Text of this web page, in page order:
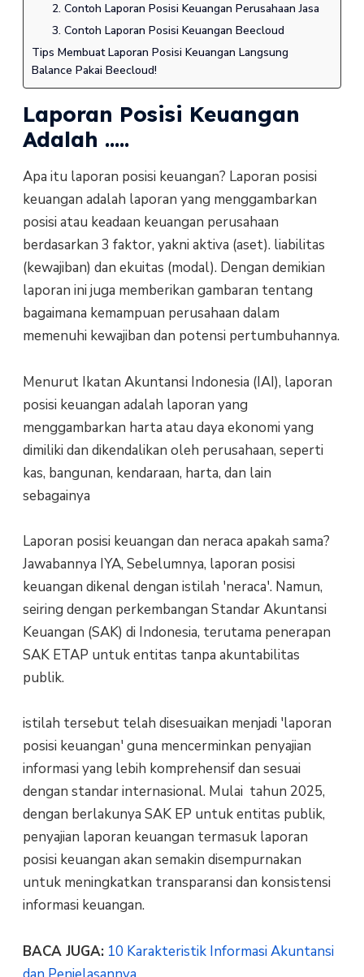
2. Contoh Laporan Posisi Keuangan Perusahaan Jasa
3. Contoh Laporan Posisi Keuangan Beecloud
Tips Membuat Laporan Posisi Keuangan Langsung
Balance Pakai Beecloud!
Laporan Posisi Keuangan
Adalah …..
Apa itu laporan posisi keuangan? Laporan posisi
keuangan adalah laporan yang menggambarkan
posisi atau keadaan keuangan perusahaan
berdasarkan 3 faktor, yakni aktiva (aset). liabilitas
(kewajiban) dan ekuitas (modal). Dengan demikian
laporan ini juga memberikan gambaran tentang
bagaimana kemampuan perusahaan dalam
memenuhi kewajiban dan potensi pertumbuhannya.
Menurut Ikatan Akuntansi Indonesia (IAI), laporan
posisi keuangan adalah laporan yang
menggambarkan harta atau daya ekonomi yang
dimiliki dan dikendalikan oleh perusahaan, seperti
kas, bangunan, kendaraan, harta, dan lain
sebagainya
Laporan posisi keuangan dan neraca apakah sama?
Jawabannya IYA, Sebelumnya, laporan posisi
keuangan dikenal dengan istilah 'neraca'. Namun,
seiring dengan perkembangan Standar Akuntansi
Keuangan (SAK) di Indonesia, terutama penerapan
SAK ETAP untuk entitas tanpa akuntabilitas
publik.
istilah tersebut telah disesuaikan menjadi 'laporan
posisi keuangan' guna mencerminkan penyajian
informasi yang lebih komprehensif dan sesuai
dengan standar internasional. Mulai tahun 2025,
dengan berlakunya SAK EP untuk entitas publik,
penyajian laporan keuangan termasuk laporan
posisi keuangan akan semakin disempurnakan
untuk meningkatkan transparansi dan konsistensi
informasi keuangan.
BACA JUGA: 10 Karakteristik Informasi Akuntansi